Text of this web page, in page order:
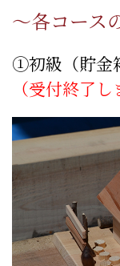
～各コース
①初級（貯金
（受付終了し